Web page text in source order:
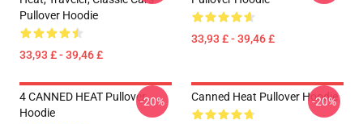
Pullover Hoodie
33,93 £ - 39,46 £
33,93 £ - 39,46 £
4 CANNED HEAT Pullover
Hoodie
-20% Canned Heat Pullover Hoodie
-20%